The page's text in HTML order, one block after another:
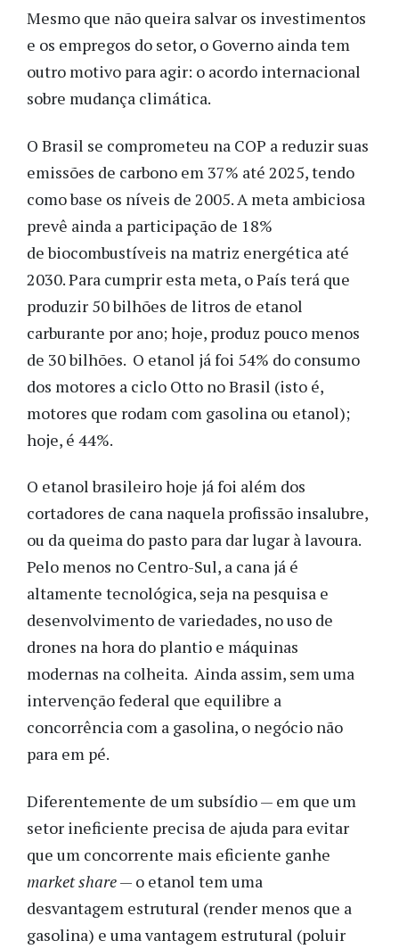
Mesmo que não queira salvar os investimentos
e os empregos do setor, o Governo ainda tem
outro motivo para agir: o acordo internacional
sobre mudança climática.
O Brasil se comprometeu na COP a reduzir suas
emissões de carbono em 37% até 2025, tendo
como base os níveis de 2005. A meta ambiciosa
prevê ainda a participação de 18%
de biocombustíveis na matriz energética até
2030. Para cumprir esta meta, o País terá que
produzir 50 bilhões de litros de etanol
carburante por ano; hoje, produz pouco menos
de 30 bilhões. O etanol já foi 54% do consumo
dos motores a ciclo Otto no Brasil (isto é,
motores que rodam com gasolina ou etanol);
hoje, é 44%.
O etanol brasileiro hoje já foi além dos
cortadores de cana naquela profissão insalubre,
ou da queima do pasto para dar lugar à lavoura.
Pelo menos no Centro-Sul, a cana já é
altamente tecnológica, seja na pesquisa e
desenvolvimento de variedades, no uso de
drones na hora do plantio e máquinas
modernas na colheita. Ainda assim, sem uma
intervenção federal que equilibre a
concorrência com a gasolina, o negócio não
para em pé.
Diferentemente de um subsídio — em que um
setor ineficiente precisa de ajuda para evitar
que um concorrente mais eficiente ganhe
market share— o etanol tem uma
desvantagem estrutural (render menos que a
gasolina) e uma vantagem estrutural (poluir